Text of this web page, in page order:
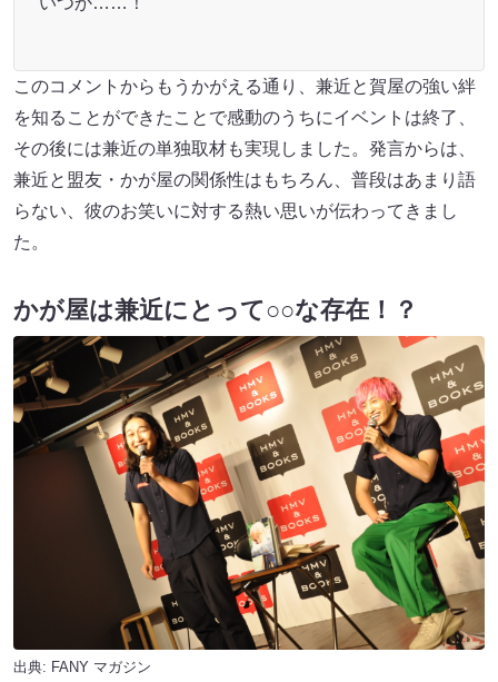
このコメントからもうかがえる通り、兼近と賀屋の強い絆
を知ることができたことで感動のうちにイベントは終了、
その後には兼近の単独取材も実現しました。発言からは、
兼近と盟友・かが屋の関係性はもちろん、普段はあまり語
らない、彼のお笑いに対する熱い思いが伝わってきまし
た。
かが屋は兼近にとって○○な存在！？
出典: FANY マガジン